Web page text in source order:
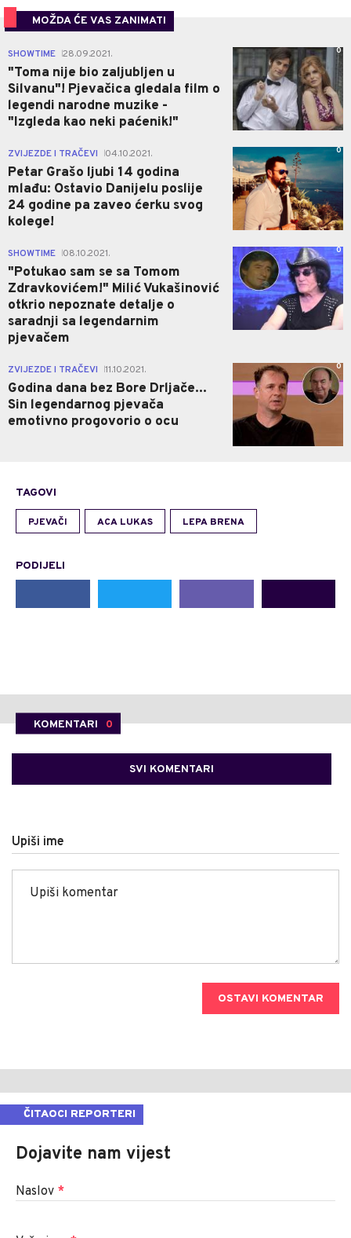
MOŽDA ĆE VAS ZANIMATI
SHOWTIME 28.09.2021.
"Toma nije bio zaljubljen u
Silvanu"! Pjevačica gledala film o
legendi narodne muzike -
"Izgleda kao neki paćenik!"
0
ZVIJEZDE I TRAČEVI 04.10.2021.
Petar Grašo ljubi 14 godina
mlađu: Ostavio Danijelu poslije
24 godine pa zaveo ćerku svog
kolege!
0
SHOWTIME 08.10.2021.
"Potukao sam se sa Tomom
Zdravkovićem!" Milić Vukašinović
otkrio nepoznate detalje o
saradnji sa legendarnim
pjevačem
0
ZVIJEZDE I TRAČEVI 11.10.2021.
Godina dana bez Bore Drljače...
Sin legendarnog pjevača
emotivno progovorio o ocu
0
TAGOVI
PJEVAČI ACA LUKAS LEPA BRENA
PODIJELI
KOMENTARI 0
SVI KOMENTARI
Upiši ime
OSTAVI KOMENTAR
ČITAOCI REPORTERI
Dojavite nam vijest
Naslov *